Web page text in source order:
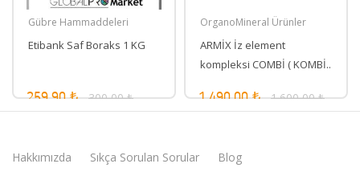
Gübre Hammaddeleri
Etibank Saf Boraks 1 KG
259,90 ₺ 300,00 ₺
OrganoMineral Ürünler
ARMİX İz element
kompleksi COMBİ ( KOMBİ..
1.490,00 ₺ 1.600,00 ₺
Hakkımızda Sıkça Sorulan Sorular Blog